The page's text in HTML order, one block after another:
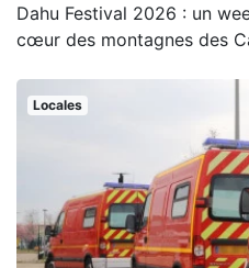
Dahu Festival 2026 : un
cœur des montagnes des
Locales